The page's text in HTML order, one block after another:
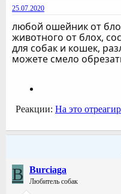
25.07.2020
любой ошейник от
животного от блох,
для собак и кошек,
можете смело
Реакции: На это
B Burciaga
Любитель собак